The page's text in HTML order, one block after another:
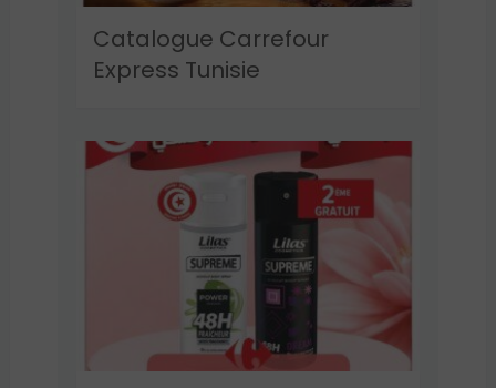
Catalogue Carrefour
Express Tunisie